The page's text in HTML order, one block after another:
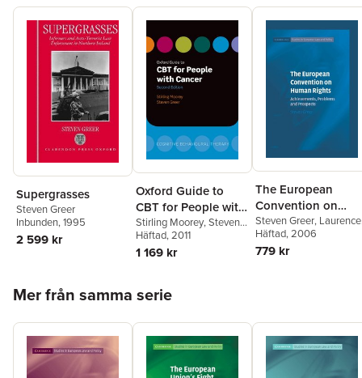
Supergrasses
Steven Greer
Inbunden, 1995
2 599 kr
Oxford Guide to
CBT for People with
Cancer
Stirling Moorey, Steven
Greer
Häftad, 2011
1 169 kr
The European
Convention on
Human Rights
Steven Greer, Laurence
Gormley,Jo Shaw
Häftad, 2006
779 kr
Mer från samma serie